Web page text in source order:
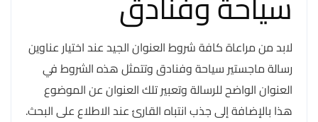
لابد من مراعاة كافة شروط العنوان الجيد عند اختيار عناوين
رسالة ماجستير سياحة وفنادق وتتمثل هذه الشروط في
العنوان الواضح للرسالة وتعبير تلك العنوان عن الموضوع
هذا بالإضافة إلى جذب انتباه القارئ عند الاطلاع على البحث.